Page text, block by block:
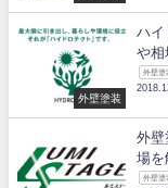
外壁塗装
ハイ
や相
外壁塗
外壁
場を
外壁塗